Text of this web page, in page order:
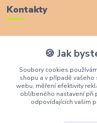
Kontakty
+420 774 291 043
info@rostouci-zidle.cz
🍪 Jak
Soubory cookies
shopu a v případě
webu, měření efektivity
oblíbeného nastavení při
odpovídajících vašim